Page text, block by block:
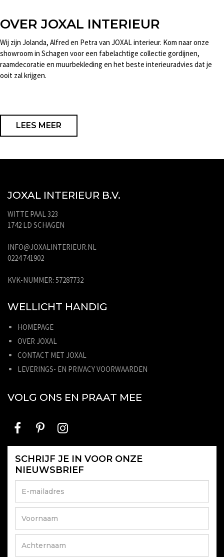
OVER JOXAL INTERIEUR
Wij zijn Jolanda, Alfred en Petra van JOXAL interieur. Kom naar onze
showroom in Schagen voor een fabelachtige collectie gordijnen,
raamdecoratie en muurbekleding en het beste interieuradvies dat je
ooit zal krijgen.
LEES MEER
JOXAL INTERIEUR B.V.
WITTE PAAL 323
1742 LD SCHAGEN
INFO@JOXALINTERIEUR.NL
0224 741902
KVK-NUMMER: 57287732
WELLICHT HANDIG
HOMEPAGE
OVER JOXAL
CONTACT MET JOXAL
LEVERINGS- EN PRIVACY VOORWAARDEN
VOLG ONS EN PRAAT MEE
SCHRIJF JE IN VOOR ONZE
NIEUWSBRIEF